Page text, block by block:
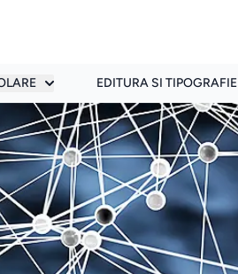
SCOLARE EDITURA SI TIPOGRAFIE